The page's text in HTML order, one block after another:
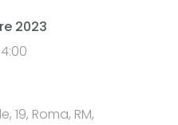
2023
19, Roma, RM,